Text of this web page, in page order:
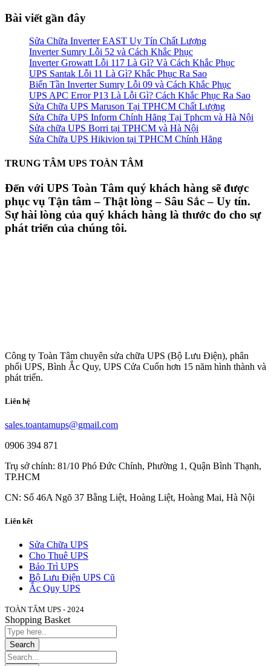
Bài viết gần đây
Sửa Chữa Inverter EAST Uy Tín Chất Lượng
Inverter Sumry Lỗi 52 và Cách Khắc Phục
Inverter Growatt Lỗi 117 Là Gì? Và Cách Khắc Phục
UPS Santak Lỗi 11 Là Gì? Khắc Phục Ra Sao
Biến Tần Inverter Sumry Lỗi 09 và Cách Khắc Phục
UPS APC Error P13 Là Lỗi Gì? Cách Khắc Phục Ra Sao
Sửa Chữa UPS Maruson Tại TPHCM Chất Lượng
Sửa Chữa UPS Inform Chính Hãng Tại Tphcm và Hà Nội
Sửa chữa UPS Borri tại TPHCM và Hà Nội
Sửa Chữa UPS Hikivion tại TPHCM Chính Hãng
TRUNG TÂM UPS TOÀN TÂM
Đến với UPS Toàn Tâm quý khách hàng sẽ được
phục vụ Tận tâm – Thật lòng – Sâu Sắc – Uy tín.
Sự hài lòng của quý khách hàng là thước đo cho sự
phát triển của chúng tôi.
Công ty Toàn Tâm chuyên sửa chữa UPS (Bộ Lưu Điện), phân
phối UPS, Bình Ắc Quy, UPS Cửa Cuốn hơn 15 năm hình thành và
phát triển.
Liên hệ
sales.toantamups@gmail.com
0906 394 871
Trụ sở chính: 81/10 Phó Đức Chính, Phường 1, Quận Bình Thạnh,
TP.HCM
CN: Số 46A Ngõ 37 Bằng Liệt, Hoàng Liệt, Hoàng Mai, Hà Nội
Liên kết
Sửa Chữa UPS
Cho Thuê UPS
Bảo Trì UPS
Bộ Lưu Điện UPS Cũ
Ắc Quy UPS
TOÀN TÂM UPS - 2024
Shopping Basket